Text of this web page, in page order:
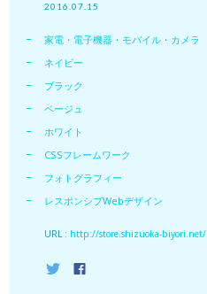
2016.07.15
家電・電子機器・モバイル・カメラ
ネイビー
ブラック
ベージュ
ホワイト
CSSフレームワーク
フォトグラフィー
レスポンシブWebデザイン
URL : http://store.shizuoka-biyori.net/